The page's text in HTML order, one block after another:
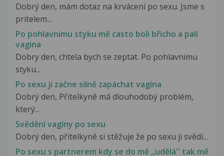
Dobrý den, mám dotaz na krvácení po sexu. Jsme s
pritelem...
Po pohlavnimu styku mě casto boli břicho a pali
vagina
Dobry den, chtela bych se zeptat. Po pohlavnimu
styku...
Po sexu ji začne silně zapáchat vagína
Dobrý den, Přítelkyně má dlouhodobý problém,
který...
Svědění vagíny po sexu
Dobrý den, přítelkyně si stěžuje že po sexu ji svědí...
Po sexu s partnerem kdy se do mě ,,udělá'' tak mě